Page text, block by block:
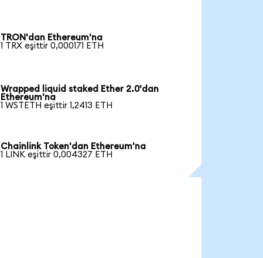
TRON'dan Ethereum'na
1 TRX eşittir 0,000171 ETH
Wrapped liquid staked Ether 2.0'dan
Ethereum'na
1 WSTETH eşittir 1,2413 ETH
Chainlink Token'dan Ethereum'na
1 LINK eşittir 0,004327 ETH